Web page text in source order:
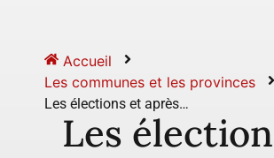
Accueil
Les communes et les provinces
Les élections et après…
Les